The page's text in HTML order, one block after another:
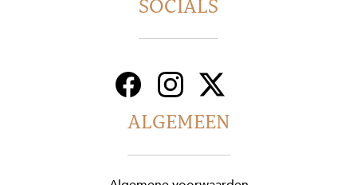
ALGEMEEN
SOCIALS